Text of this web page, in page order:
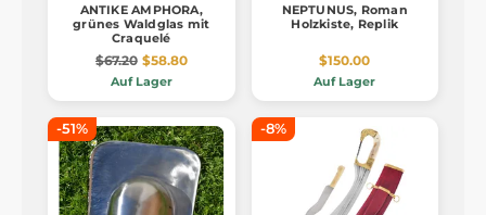
ANTIKE AMPHORA,
grünes Waldglas mit
Craquelé
$67.20 $58.80
Auf Lager
NEPTUNUS, Roman
Holzkiste, Replik
$150.00
Auf Lager
-51% -8%